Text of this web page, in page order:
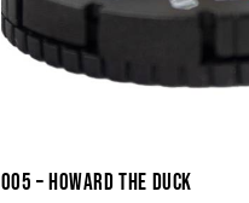
005 – HOWARD THE DUCK